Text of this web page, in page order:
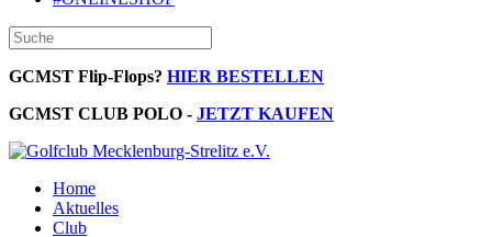
GCMST Flip-Flops? HIER BESTELLEN
GCMST CLUB POLO - JETZT KAUFEN
Home
Aktuelles
Club